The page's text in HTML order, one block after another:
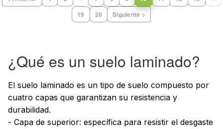
19
20 Siguiente >
¿Qué es un suelo laminado?
El suelo laminado es un tipo de suelo compuesto por
cuatro capas que garantizan su resistencia y
durabilidad.
- Capa de superior: específica para resistir el desgaste